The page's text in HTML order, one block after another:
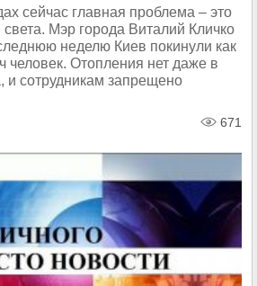
сейчас главная проблема – это
света. Мэр города Виталий Кличко
неделю Киев покинули как
человек. Отопления нет даже в
и сотрудникам запрещено
671